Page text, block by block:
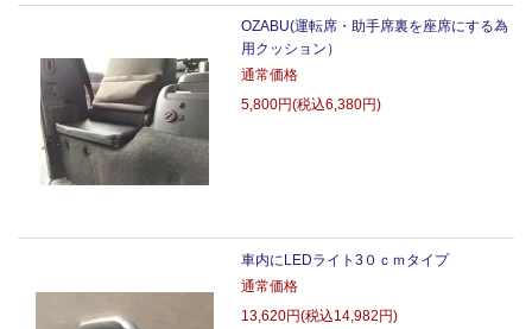
OZABU(運転席・助手席裏を座席にする為
用クッション）
通常価格
5,800円(税込6,380円)
車内にLEDライト3０ｃｍタイプ
通常価格
13,620円(税込14,982円)